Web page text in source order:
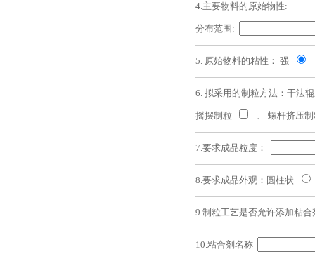
4.主要物料的原始物性:
分布范围:
5. 原始物料的粘性： 强
6. 拟采用的制粒方法：干法
摇摆制粒 、 螺杆挤压
7.要求成品粒度：
8.要求成品外观：圆柱状
9.制粒工艺是否允许添加粘
10.粘合剂名称